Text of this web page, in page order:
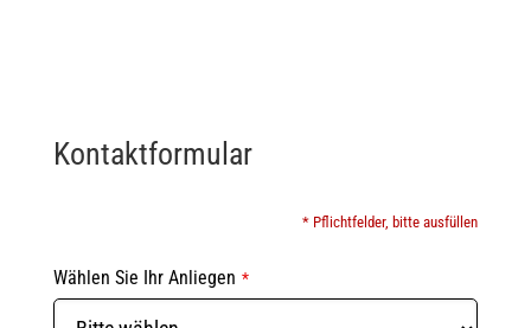
Kontaktformular
* Pflichtfelder, bitte ausfüllen
Wählen Sie Ihr Anliegen *